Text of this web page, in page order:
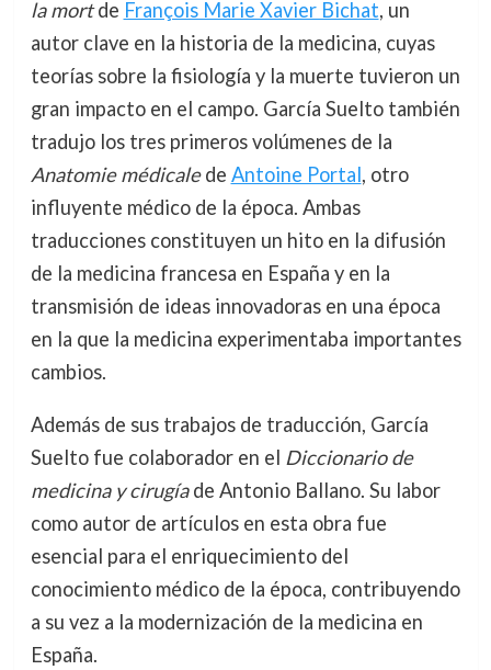
la mortde François Marie Xavier Bichat, un
autor clave en la historia de la medicina, cuyas
teorías sobre la fisiología y la muerte tuvieron un
gran impacto en el campo. García Suelto también
tradujo los tres primeros volúmenes de la
Anatomie médicalede Antoine Portal, otro
influyente médico de la época. Ambas
traducciones constituyen un hito en la difusión
de la medicina francesa en España y en la
transmisión de ideas innovadoras en una época
en la que la medicina experimentaba importantes
cambios.
Además de sus trabajos de traducción, García
Suelto fue colaborador en el Diccionario de
medicina y cirugíade Antonio Ballano. Su labor
como autor de artículos en esta obra fue
esencial para el enriquecimiento del
conocimiento médico de la época, contribuyendo
a su vez a la modernización de la medicina en
España.